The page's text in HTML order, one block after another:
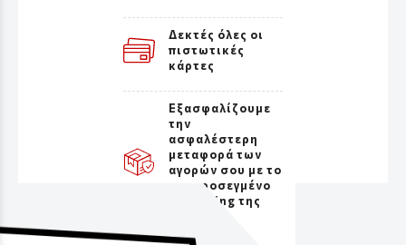
Δεκτές όλες οι
πιστωτικές
κάρτες
Εξασφαλίζουμε
την
ασφαλέστερη
μεταφορά των
αγορών σου με το
πιο προσεγμένο
packaging της